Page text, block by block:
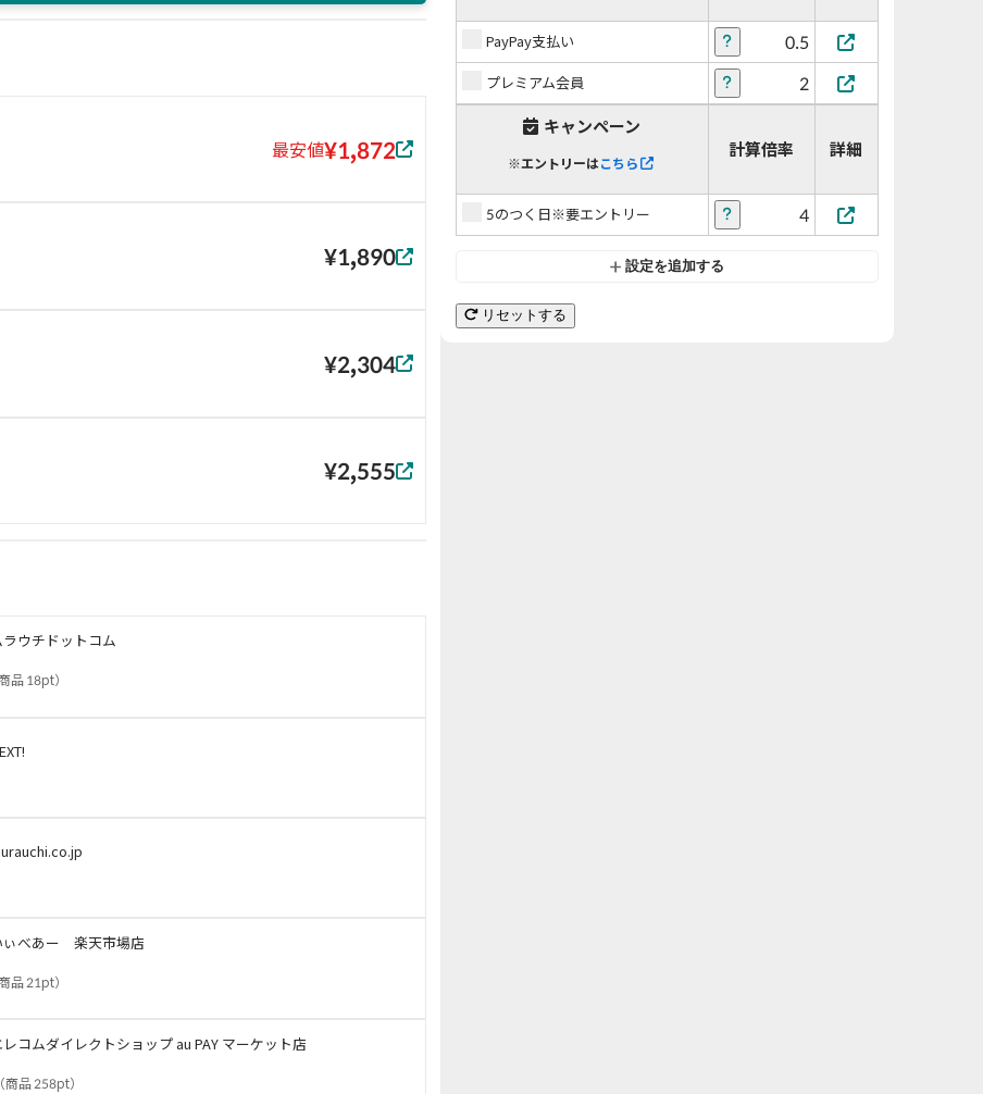
最安値¥1,872
¥1,890
¥2,304
¥2,555
ラウチドットコム
品 18pt）
ぃべあー 楽天市場店
品 21pt）
レコムダイレクトショップ au PAY マーケット店
（商品 258pt）
PayPay支払い 0.5
プレミアム会員 2
キャンペーン
※エントリーはこちら
計算倍率 詳細
5のつく日※要エントリー 4
設定を追加する
リセットする